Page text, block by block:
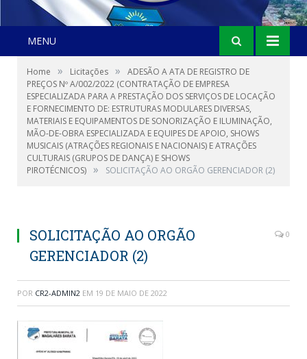
MENU
Home » Licitações »
ADESÃO A ATA DE REGISTRO DE
PREÇOS Nº A/002/2022 (CONTRATAÇÃO DE EMPRESA
ESPECIALIZADA PARA A PRESTAÇÃO DOS SERVIÇOS DE LOCAÇÃO
E FORNECIMENTO DE: ESTRUTURAS MODULARES DIVERSAS,
MATERIAIS E EQUIPAMENTOS DE SONORIZAÇÃO E ILUMINAÇÃO,
MÃO-DE-OBRA ESPECIALIZADA E EQUIPES DE APOIO, SHOWS
MUSICAIS (ATRAÇÕES REGIONAIS E NACIONAIS) E ATRAÇÕES
CULTURAIS (GRUPOS DE DANÇA) E SHOWS
PIROTÉCNICOS) » SOLICITAÇÃO AO ORGÃO GERENCIADOR (2)
SOLICITAÇÃO AO ORGÃO
GERENCIADOR (2)
0
POR CR2-ADMIN2 EM 19 DE MAIO DE 2022